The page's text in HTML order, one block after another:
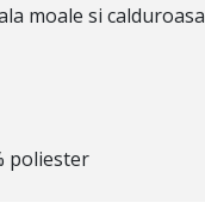
moale si calduroasa
poliester